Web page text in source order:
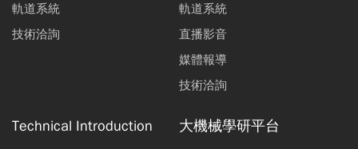
軌道系統
技術洽詢
軌道系統
直播影音
媒體報導
技術洽詢
Technical Introduction 大機械學研平台